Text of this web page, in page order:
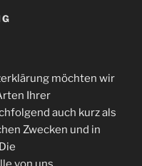
möchten wir
Ihrer
auch kurz als
Zwecken und in